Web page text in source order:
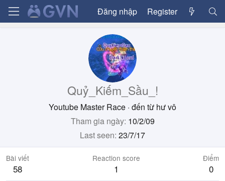
Đăng nhập Register
Quỷ_Kiếm_Sầu_!
Youtube Master Race · đến từ hư vô
Tham gia ngày 10/2/09
Last seen 23/7/17
Bài viết
58
Reaction score
1
Điểm
0